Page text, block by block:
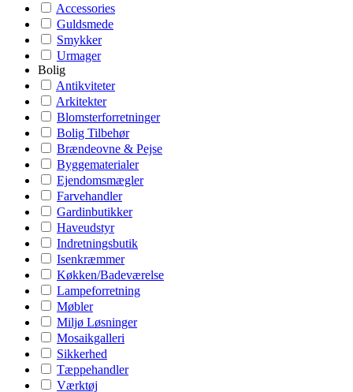
Accessories
Guldsmede
Smykker
Urmager
Bolig
Antikviteter
Arkitekter
Blomsterforretninger
Bolig Tilbehør
Brændeovne & Pejse
Byggematerialer
Ejendomsmægler
Farvehandler
Gardinbutikker
Haveudstyr
Indretningsbutik
Isenkræmmer
Køkken/Badeværelse
Lampeforretning
Møbler
Miljø Løsninger
Mosaikgalleri
Sikkerhed
Tæppehandler
Værktøj